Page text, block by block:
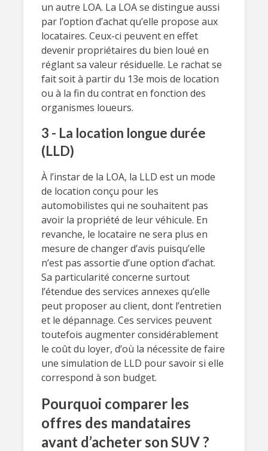
un autre LOA. La LOA se distingue aussi
par l’option d’achat qu’elle propose aux
locataires. Ceux-ci peuvent en effet
devenir propriétaires du bien loué en
réglant sa valeur résiduelle. Le rachat se
fait soit à partir du 13e mois de location
ou à la fin du contrat en fonction des
organismes loueurs.
3 - La location longue durée
(LLD)
À l’instar de la LOA, la LLD est un mode
de location conçu pour les
automobilistes qui ne souhaitent pas
avoir la propriété de leur véhicule. En
revanche, le locataire ne sera plus en
mesure de changer d’avis puisqu’elle
n’est pas assortie d’une option d’achat.
Sa particularité concerne surtout
l’étendue des services annexes qu’elle
peut proposer au client, dont l’entretien
et le dépannage. Ces services peuvent
toutefois augmenter considérablement
le coût du loyer, d’où la nécessite de faire
une simulation de LLD pour savoir si elle
correspond à son budget.
Pourquoi comparer les
offres des mandataires
avant d’acheter son SUV ?